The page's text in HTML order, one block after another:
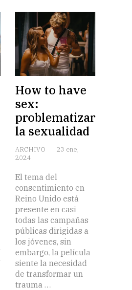
How to have
sex:
problematizar
la sexualidad
ARCHIVO
23 ene,
2024
El tema del
consentimiento en
Reino Unido está
presente en casi
todas las campañas
públicas dirigidas a
los jóvenes, sin
embargo, la película
siente la necesidad
de transformar un
trauma …